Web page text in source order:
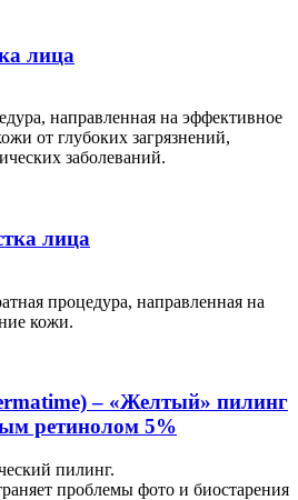
лица
направленная на эффективное
от глубоких загрязнений,
заболеваний.
лица
процедура, направленная на
кожи.
– «Желтый» пилинг
ретинолом 5%
пилинг.
проблемы фото и биостарения